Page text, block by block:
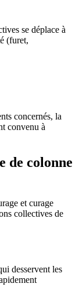
se déplace à
(furet,
concernés, la
convenu à
de colonne
et curage
collectives de
desservent les